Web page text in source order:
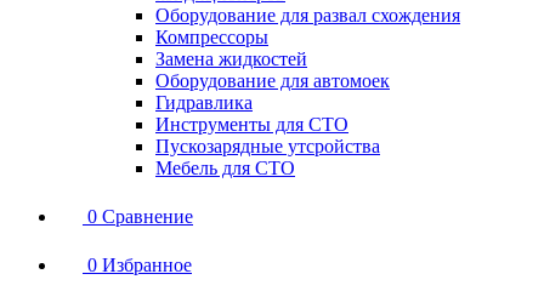
Оборудование для развал схождения
Компрессоры
Замена жидкостей
Оборудование для автомоек
Гидравлика
Инструменты для СТО
Пускозарядные утсройства
Мебель для СТО
0 Сравнение
0 Избранное